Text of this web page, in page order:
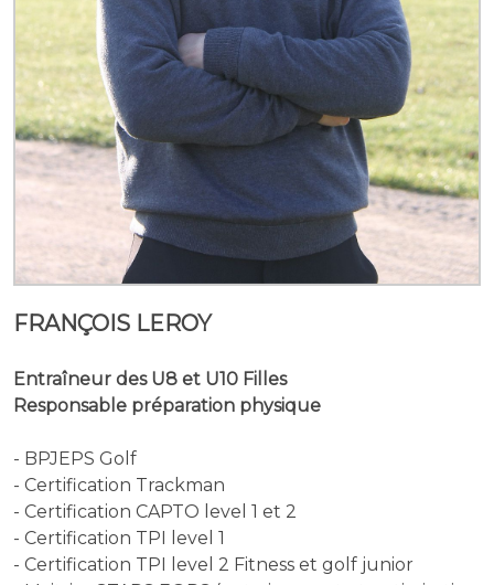
FRANÇOIS LEROY
Entraîneur des U8 et U10 Filles
Responsable préparation physique
- BPJEPS Golf
- Certification Trackman
- Certification CAPTO level 1 et 2
- Certification TPI level 1
- Certification TPI level 2 Fitness et golf junior